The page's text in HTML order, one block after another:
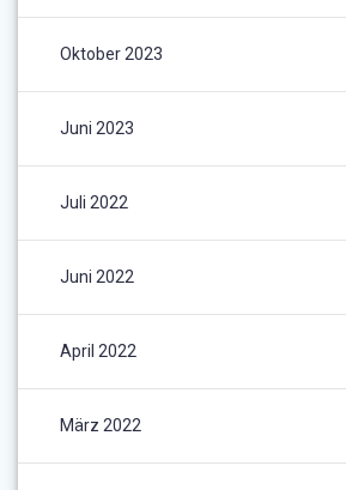
Oktober 2023
Juni 2023
Juli 2022
Juni 2022
April 2022
März 2022